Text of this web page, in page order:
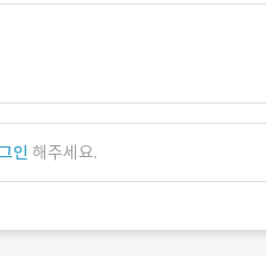
인 해주세요.